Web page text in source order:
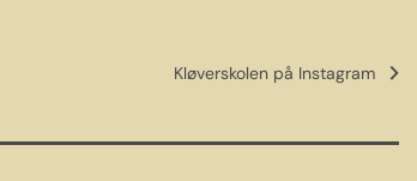
Kløverskolen på Instagram